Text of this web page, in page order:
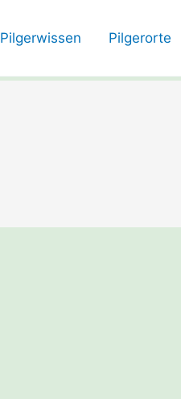
Pilgerwissen Pilgerorte